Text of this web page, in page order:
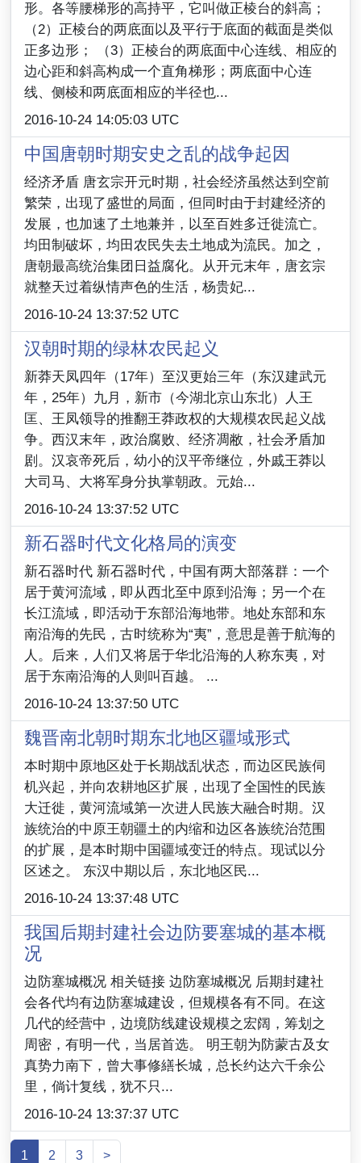
形。各等腰梯形的高持平，它叫做正棱台的斜高；
（2）正棱台的两底面以及平行于底面的截面是类似
正多边形； （3）正棱台的两底面中心连线、相应的
边心距和斜高构成一个直角梯形；两底面中心连
线、侧棱和两底面相应的半径也...
2016-10-24 14:05:03 UTC
中国唐朝时期安史之乱的战争起因
经济矛盾 唐玄宗开元时期，社会经济虽然达到空前
繁荣，出现了盛世的局面，但同时由于封建经济的
发展，也加速了土地兼并，以至百姓多迁徙流亡。
均田制破坏，均田农民失去土地成为流民。加之，
唐朝最高统治集团日益腐化。从开元末年，唐玄宗
就整天过着纵情声色的生活，杨贵妃...
2016-10-24 13:37:52 UTC
汉朝时期的绿林农民起义
新莽天凤四年（17年）至汉更始三年（东汉建武元
年，25年）九月，新市（今湖北京山东北）人王
匡、王凤领导的推翻王莽政权的大规模农民起义战
争。西汉末年，政治腐败、经济凋敝，社会矛盾加
剧。汉哀帝死后，幼小的汉平帝继位，外戚王莽以
大司马、大将军身分执掌朝政。元始...
2016-10-24 13:37:52 UTC
新石器时代文化格局的演变
新石器时代 新石器时代，中国有两大部落群：一个
居于黄河流域，即从西北至中原到沿海；另一个在
长江流域，即活动于东部沿海地带。地处东部和东
南沿海的先民，古时统称为“夷”，意思是善于航海的
人。后来，人们又将居于华北沿海的人称东夷，对
居于东南沿海的人则叫百越。 ...
2016-10-24 13:37:50 UTC
魏晋南北朝时期东北地区疆域形式
本时期中原地区处于长期战乱状态，而边区民族伺
机兴起，并向农耕地区扩展，出现了全国性的民族
大迁徙，黄河流域第一次进人民族大融合时期。汉
族统治的中原王朝疆土的内缩和边区各族统治范围
的扩展，是本时期中国疆域变迁的特点。现试以分
区述之。 东汉中期以后，东北地区民...
2016-10-24 13:37:48 UTC
我国后期封建社会边防要塞城的基本概
况
边防塞城概况 相关链接 边防塞城概况 后期封建社
会各代均有边防塞城建设，但规模各有不同。在这
几代的经营中，边境防线建设规模之宏阔，筹划之
周密，有明一代，当居首选。 明王朝为防蒙古及女
真势力南下，曾大事修繕长城，总长约达六千余公
里，倘计复线，犹不只...
2016-10-24 13:37:37 UTC
1 2 3 >